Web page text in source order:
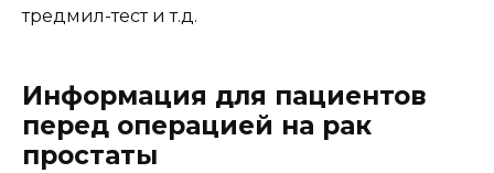
тредмил-тест и т.д.
Информация для пациентов
перед операцией на рак
простаты